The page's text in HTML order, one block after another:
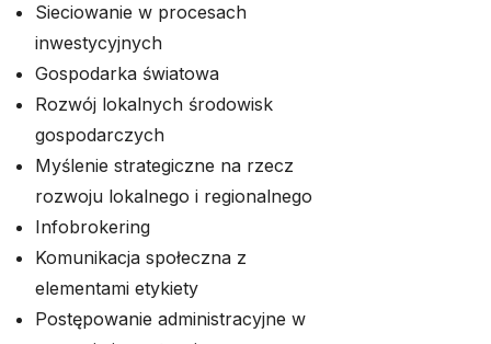
Sieciowanie w procesach
inwestycyjnych
Gospodarka światowa
Rozwój lokalnych środowisk
gospodarczych
Myślenie strategiczne na rzecz
rozwoju lokalnego i regionalnego
Infobrokering
Komunikacja społeczna z
elementami etykiety
Postępowanie administracyjne w